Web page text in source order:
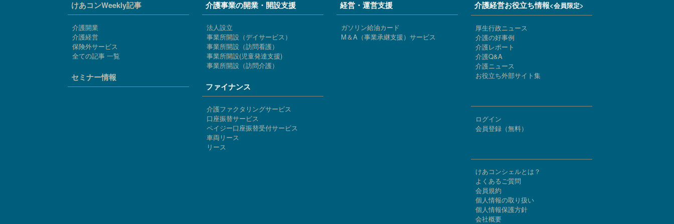
けあコンWeekly記事
介護開業
介護経営
保険外サービス
全ての記事 一覧
セミナー情報
介護事業の開業・開設支援
法人設立
事業所開設（デイサービス）
事業所開設（訪問看護）
事業所開設(児童発達支援)
事業所開設（訪問介護）
ファイナンス
介護ファクタリングサービス
口座振替サービス
ペイジー口座振替受付サービス
車両リース
リース
経営・運営支援
ガソリン給油カード
M＆A（事業承継支援）サービス
介護経営お役立ち情報<会員限定>
厚生行政ニュース
介護の好事例
介護レポート
介護Q&A
介護ニュース
お役立ち外部サイト集
ログイン
会員登録（無料）
けあコンシェルとは？
よくあるご質問
会員規約
個人情報の取り扱い
個人情報保護方針
会社概要